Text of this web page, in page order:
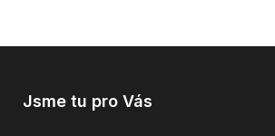
Jsme tu pro Vás